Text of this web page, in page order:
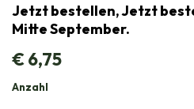
Jetzt bestellen, Jetzt
Mitte September.
€6,75
Anzahl